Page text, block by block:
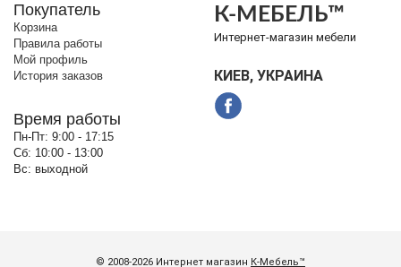
© 2008-2026 Интернет магазин К-Мебель™
Покупатель
Корзина
Правила работы
Мой профиль
История заказов
Время работы
Пн-Пт: 9:00 - 17:15
Сб: 10:00 - 13:00
Вс: выходной
К-МЕБЕЛЬ™
Интернет-магазин мебели
КИЕВ, УКРАИНА